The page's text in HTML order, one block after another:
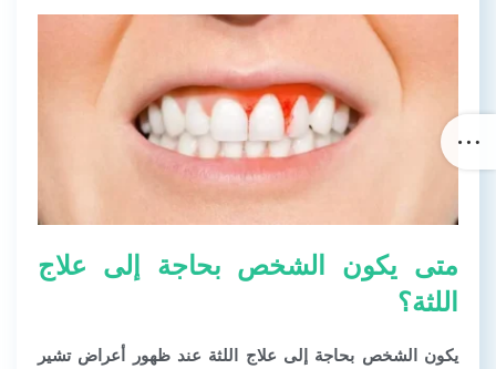
متى يكون الشخص بحاجة إلى علاج
اللثة؟
يكون الشخص بحاجة إلى علاج اللثة عند ظهور أعراض تشير